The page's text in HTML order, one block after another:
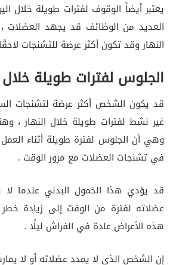
يعتبر أيضاً الوقوف لفترات طويلة خلال
العديد من الوظائف قد يجهد العضلات ،
النهار وقد تكون أكثر عرضة للتشنجات لاحقًا
الجلوس لفترات طويلة خلال
قد يكون الشخص أكثر عرضة لتشنجات
غير نشط لفترات طويلة خلال النهار ،
وهي أن الجلوس لفترة طويلة أثناء
في تشنجات العضلات مع مرور الوقت .
قد يؤدي هذا الخمول البدني عندما
عضلاته لفترة من الوقت إلى زيادة
هذه الأعراض عادة في الفراش ليلًا .
إن الشخص الذي لا يمدد عضلاته أو لا